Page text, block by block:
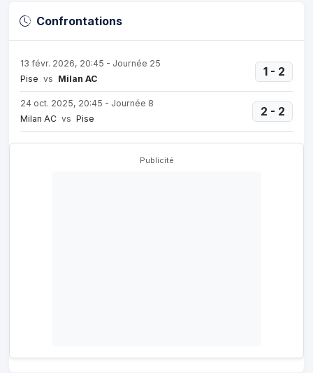
Confrontations
13 févr. 2026, 20:45 - Journée 25
Pise vs Milan AC
1 - 2
24 oct. 2025, 20:45 - Journée 8
Milan AC vs Pise
2 - 2
Publicité